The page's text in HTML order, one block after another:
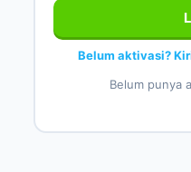
Belum aktivasi?
Belum punya